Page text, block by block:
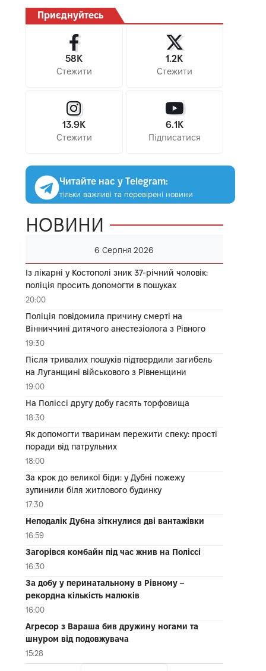
Приєднуйтесь
58K
Стежити
1.2K
Стежити
13.9K
Стежити
6.1K
Підписатися
Читайте нас у Telegram:
тільки важливі та перевірені новини
НОВИНИ
6 Серпня 2026
Із лікарні у Костополі зник 37-річний чоловік:
поліція просить допомогти в пошуках
20:00
Поліція повідомила причину смерті на
Вінниччині дитячого анестезіолога з Рівного
19:30
Після тривалих пошуків підтвердили загибель
на Луганщині військового з Рівненщини
19:00
На Поліссі другу добу гасять торфовища
18:30
Як допомогти тваринам пережити спеку: прості
поради від патрульних
18:00
За крок до великої біди: у Дубні пожежу
зупинили біля житлового будинку
17:30
Неподалік Дубна зіткнулися дві вантажівки
16:59
Загорівся комбайн під час жнив на Поліссі
16:30
За добу у перинатальному в Рівному –
рекордна кількість малюків
16:00
Агресор з Вараша бив дружину ногами та
шнуром від подовжувача
15:28